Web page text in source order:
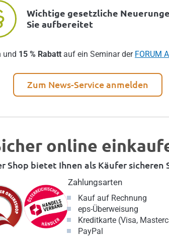
Wichtige gesetzliche
Sie aufbereitet
und 15 % Rabatt auf ein Seminar der FORUM
Zum News-Service anmelden
online
Shop bietet Ihnen als Käufer sicheren
Zahlungsarten
Kauf auf Rechnung
eps-Überweisung
Kreditkarte (Visa,
PayPal